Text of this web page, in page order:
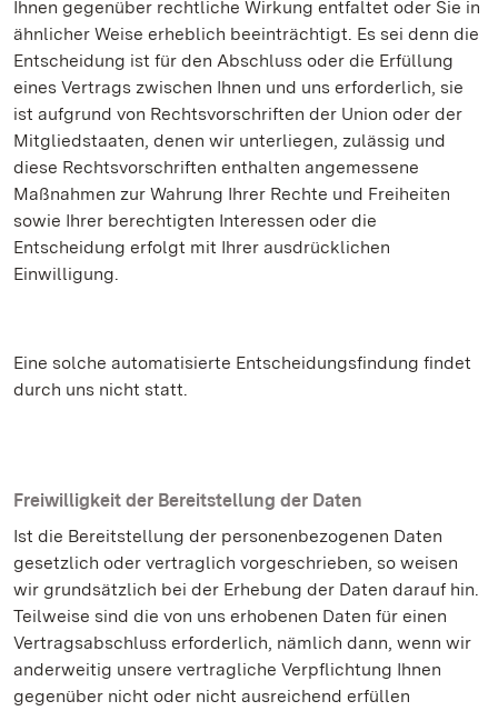
Ihnen gegenüber rechtliche Wirkung entfaltet oder Sie in
ähnlicher Weise erheblich beeinträchtigt. Es sei denn die
Entscheidung ist für den Abschluss oder die Erfüllung
eines Vertrags zwischen Ihnen und uns erforderlich, sie
ist aufgrund von Rechtsvorschriften der Union oder der
Mitgliedstaaten, denen wir unterliegen, zulässig und
diese Rechtsvorschriften enthalten angemessene
Maßnahmen zur Wahrung Ihrer Rechte und Freiheiten
sowie Ihrer berechtigten Interessen oder die
Entscheidung erfolgt mit Ihrer ausdrücklichen
Einwilligung.
Eine solche automatisierte Entscheidungsfindung findet
durch uns nicht statt.
Freiwilligkeit der Bereitstellung der Daten
Ist die Bereitstellung der personenbezogenen Daten
gesetzlich oder vertraglich vorgeschrieben, so weisen
wir grundsätzlich bei der Erhebung der Daten darauf hin.
Teilweise sind die von uns erhobenen Daten für einen
Vertragsabschluss erforderlich, nämlich dann, wenn wir
anderweitig unsere vertragliche Verpflichtung Ihnen
gegenüber nicht oder nicht ausreichend erfüllen